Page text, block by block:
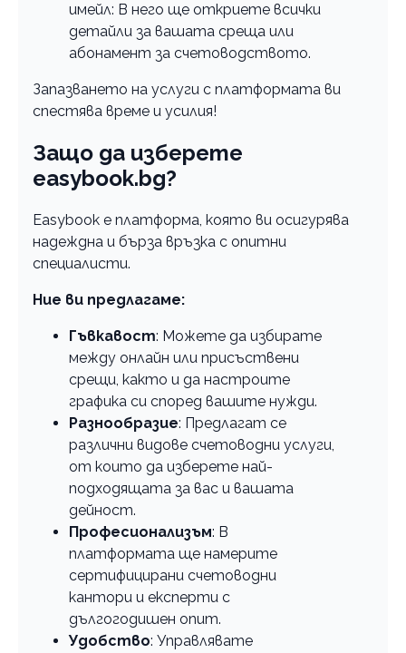
имейл: В него ще откриете всички
детайли за вашата среща или
абонамент за счетоводството.
Запазването на услуги с платформата ви
спестява време и усилия!
Защо да изберете
еasybook.bg?
Easybook е платформа, която ви осигурява
надеждна и бърза връзка с опитни
специалисти.
Ние ви предлагаме:
Гъвкавост: Можете да избирате
между онлайн или присъствени
срещи, както и да настроите
графика си според вашите нужди.
Разнообразие: Предлагат се
различни видове счетоводни услуги,
от които да изберете най-
подходящата за вас и вашата
дейност.
Професионализъм: В
платформата ще намерите
сертифицирани счетоводни
кантори и експерти с
дългогодишен опит.
Удобство: Управлявате